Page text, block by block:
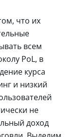
что их
всем
PoL, в
курса
и низкий
не
доход